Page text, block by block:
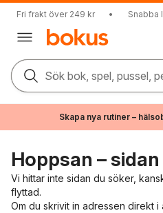
Fri frakt över 249 kr • Snabba
Sök bok, spel, pussel,
Skapa nya rutiner –
Hoppsan –
Vi hittar inte sidan du söker,
flyttad.
Om du skrivit in adressen direkt